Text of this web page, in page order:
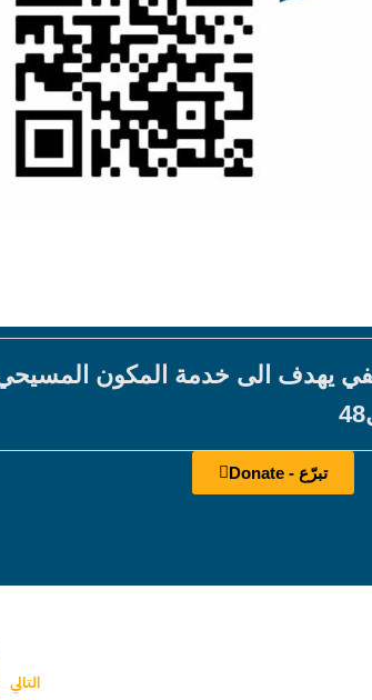
يهدف الى خدمة المكون
تبرّع - Donate
التالي